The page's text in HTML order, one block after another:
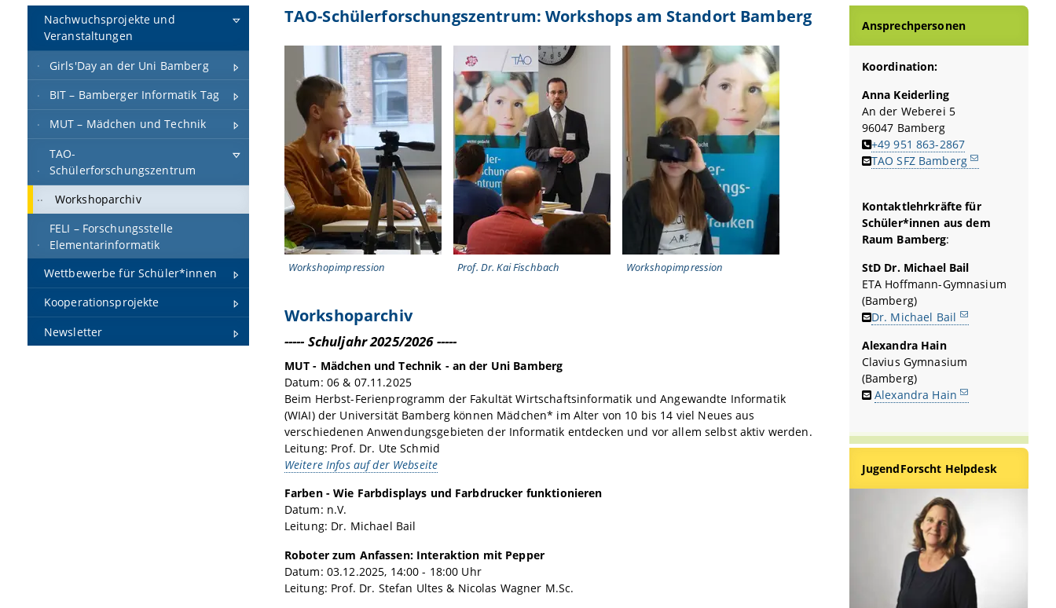
Nachwuchsprojekte und
Veranstaltungen
Girls'Day an der Uni Bamberg
BIT – Bamberger Informatik Tag
MUT – Mädchen und Technik
TAO-
Schülerforschungszentrum
Workshoparchiv
FELI – Forschungsstelle
Elementarinformatik
Wettbewerbe für Schüler*innen
Kooperationsprojekte
Newsletter
TAO-Schülerforschungszentrum: Workshops am Standort Bamberg
Workshopimpression Prof. Dr. Kai Fischbach Workshopimpression
Workshoparchiv
----- Schuljahr 2025/2026 -----
MUT - Mädchen und Technik - an der Uni Bamberg
Datum: 06 & 07.11.2025
Beim Herbst-Ferienprogramm der Fakultät Wirtschaftsinformatik und Angewandte Informatik
(WIAI) der Universität Bamberg können Mädchen* im Alter von 10 bis 14 viel Neues aus
verschiedenen Anwendungsgebieten der Informatik entdecken und vor allem selbst aktiv werden.
Leitung: Prof. Dr. Ute Schmid
Weitere Infos auf der Webseite
Farben - Wie Farbdisplays und Farbdrucker funktionieren
Datum: n.V.
Leitung: Dr. Michael Bail
Roboter zum Anfassen: Interaktion mit Pepper
Datum: 03.12.2025, 14:00 - 18:00 Uhr
Leitung: Prof. Dr. Stefan Ultes & Nicolas Wagner M.Sc.
Ansprechpersonen
Koordination:
Anna Keiderling
An der Weberei 5
96047 Bamberg
+49 951 863-2867
TAO SFZ Bamberg
Kontaktlehrkräfte für
Schüler*innen aus dem
Raum Bamberg:
StD Dr. Michael Bail
ETA Hoffmann-Gymnasium
(Bamberg)
Dr. Michael Bail
Alexandra Hain
Clavius Gymnasium
(Bamberg)
Alexandra Hain
JugendForscht Helpdesk